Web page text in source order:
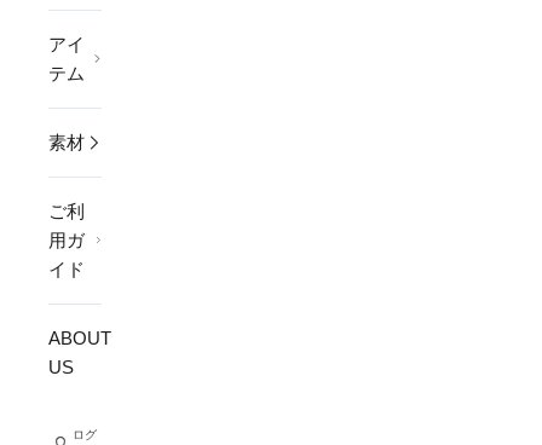
アイ
テム
素材
ご利
用ガ
イド
ABOUT
US
ログ